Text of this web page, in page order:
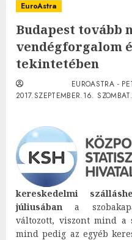
EuroAstra
Budapest tovább
vendégforgalom
tekintetében
EUROASTRA -
2017.SZEPTEMBER.16. SZOMBAT.
kereskedelmi
júliusában a
változott, viszont mind a
mind pedig az egyéb